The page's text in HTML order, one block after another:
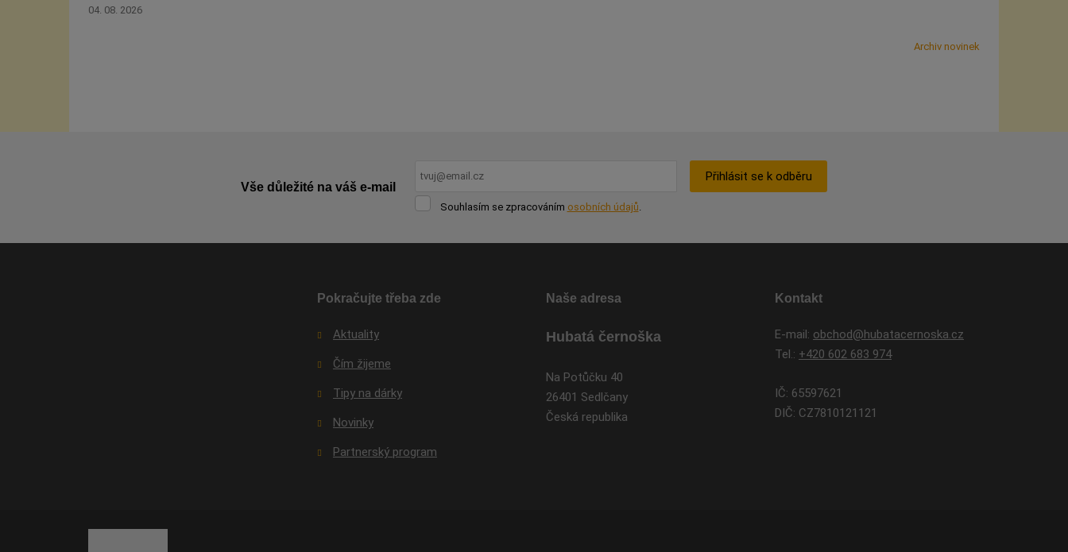
04. 08. 2026
Archiv novinek
Vše důležité na váš e-mail
Souhlasím
osobních
Souhlasím se zpracováním osobních údajů
Přihlásit se k odběru
odeslat.
Pokračujte třeba zde
Aktuality
Čím žijeme
Tipy na dárky
Novinky
Partnerský program
Naše adresa
Hubatá černoška
Na Potůčku 40
26401 Sedlčany
Česká republika
Kontakt
E-mail: obchod@hubatacernoska.cz
Tel.: +420 602 683 974
IČ: 65597621
DIČ: CZ7810121121